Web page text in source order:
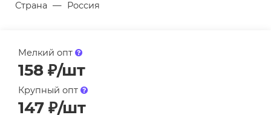
Страна — Россия
Мелкий опт
158 ₽/шт
Крупный опт
147 ₽/шт